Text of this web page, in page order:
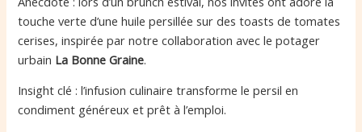
touche verte d’une huile persillée sur des toasts de tomates
cerises, inspirée par notre collaboration avec le potager
urbain La Bonne Graine.
Insight clé : l’infusion culinaire transforme le persil en
condiment généreux et prêt à l’emploi.